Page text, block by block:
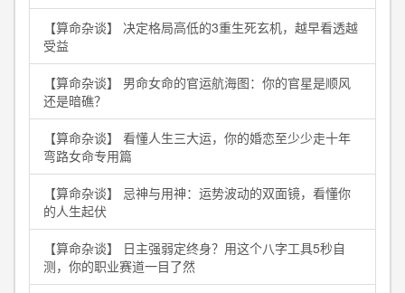
【算命杂谈】 决定格局高低的3重生死玄机，越早看透越
受益
【算命杂谈】 男命女命的官运航海图：你的官星是顺风
还是暗礁？
【算命杂谈】 看懂人生三大运，你的婚恋至少少走十年
弯路女命专用篇
【算命杂谈】 忌神与用神：运势波动的双面镜，看懂你
的人生起伏
【算命杂谈】 日主强弱定终身？用这个八字工具5秒自
测，你的职业赛道一目了然